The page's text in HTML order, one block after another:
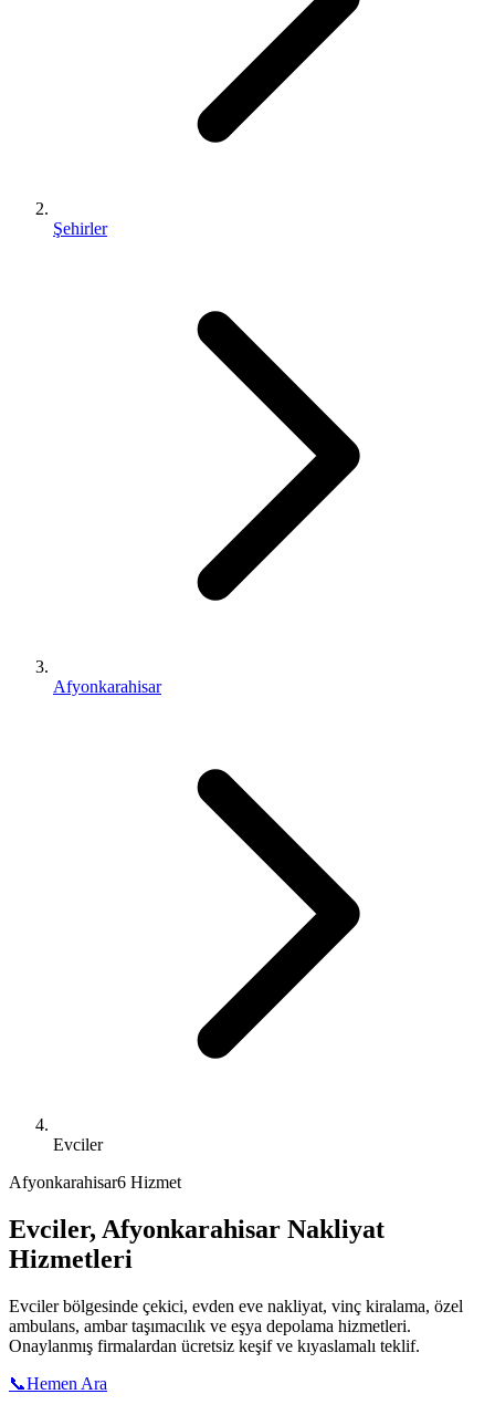
Şehirler
Afyonkarahisar
Evciler
Afyonkarahisar6 Hizmet
Evciler, Afyonkarahisar Nakliyat
Hizmetleri
Evcilerbölgesinde çekici, evden eve nakliyat, vinç kiralama, özel
ambulans, ambar taşımacılık ve eşya depolama hizmetleri.
Onaylanmış firmalardan ücretsiz keşif ve kıyaslamalı teklif.
📞Hemen Ara